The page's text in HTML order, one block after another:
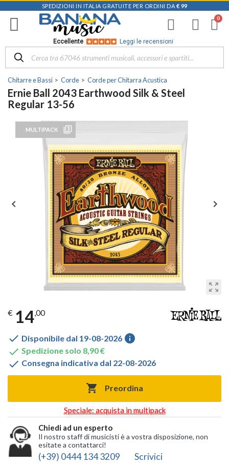
SPEDIZIONI IN ITALIA GRATUITE PER ORDINI DA € 99
Eccellente Leggi le recensioni
Chitarre e Bassi Corde Corde per Chitarra Acustica
Ernie Ball 2043 Earthwood Silk & Steel
Regular 13-56
MULTIPACK filter_3
zoom_out_map
 
€ 14,00
 Disponibile dal 19-08-2026 info
 Spedizione solo 8,90 €
 Consegna indicativa dal 22-08-2026
 Preordina
Speciale: acquista in multipack
Chiedi ad un esperto
Il nostro staff di musicisti è a vostra disposizione, non
esitate a contattarci!
(+39) 0444 134 3209 Scrivici